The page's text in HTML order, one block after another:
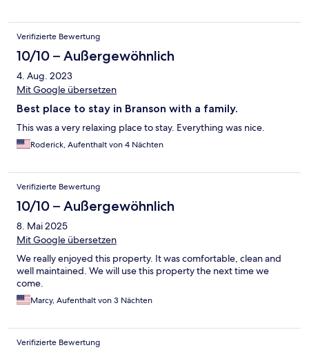
Verifizierte Bewertung
10/10 – Außergewöhnlich
4. Aug. 2023
Mit Google übersetzen
Best place to stay in Branson with a family.
This was a very relaxing place to stay. Everything was nice.
Roderick, Aufenthalt von 4 Nächten
Verifizierte Bewertung
10/10 – Außergewöhnlich
8. Mai 2025
Mit Google übersetzen
We really enjoyed this property. It was comfortable, clean and
well maintained. We will use this property the next time we
come.
Marcy, Aufenthalt von 3 Nächten
Verifizierte Bewertung